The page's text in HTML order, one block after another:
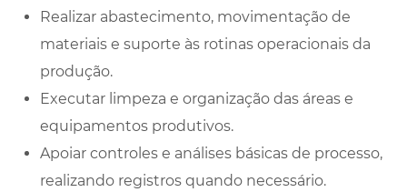
Realizar abastecimento, movimentação de
materiais e suporte às rotinas operacionais da
produção.
Executar limpeza e organização das áreas e
equipamentos produtivos.
Apoiar controles e análises básicas de processo,
realizando registros quando necessário.